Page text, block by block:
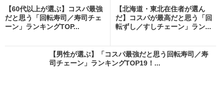
【60代以上が選ぶ】コスパ最強
だと思う「回転寿司／寿司チェ
ーン」ランキングTOP...
【北海道・東北在住者が選ん
だ】コスパが最高だと思う「回
転ずし／すしチェーン」ラン...
【男性が選ぶ】「コスパ最強だと思う回転寿司／寿
司チェーン」ランキングTOP19！...